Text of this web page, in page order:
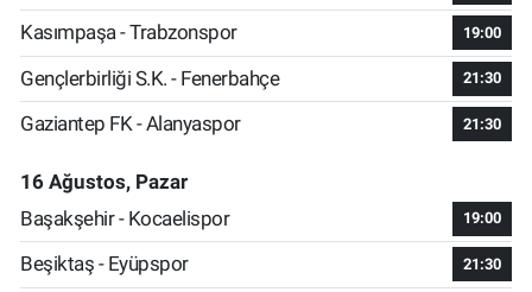
Kasımpaşa - Trabzonspor 19:00
Gençlerbirliği S.K. - Fenerbahçe 21:30
Gaziantep FK - Alanyaspor 21:30
16 Ağustos, Pazar
Başakşehir - Kocaelispor
19:00
Beşiktaş - Eyüpspor 21:30